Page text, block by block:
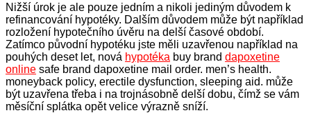
Nižší úrok je ale pouze jedním a nikoli jediným důvodem k
refinancování hypotéky. Dalším důvodem může být například
rozložení hypotečního úvěru na delší časové období.
Zatímco původní hypotéku jste měli uzavřenou například na
pouhých deset let, nová hypotéka buy brand dapoxetine
online safe brand dapoxetine mail order. men’s health.
moneyback policy, erectile dysfunction, sleeping aid. může
být uzavřena třeba i na trojnásobně delší dobu, čímž se vám
měsíční splátka opět velice výrazně sníží.